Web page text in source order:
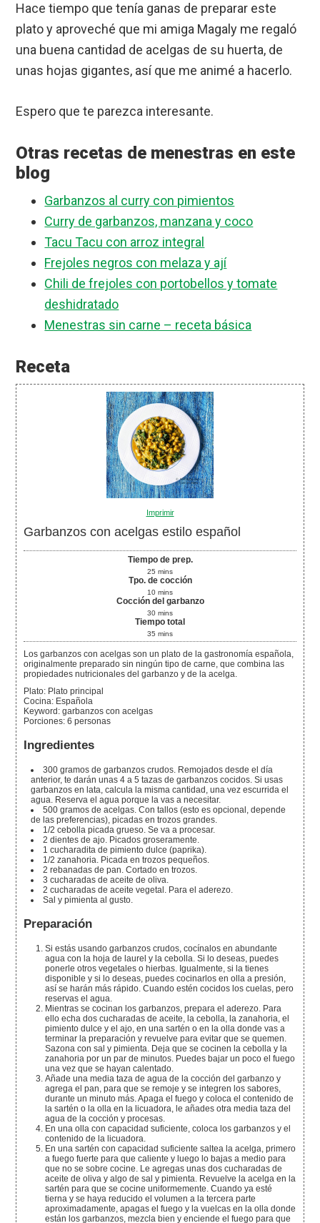
Hace tiempo que tenía ganas de preparar este
plato y aproveché que mi amiga Magaly me regaló
una buena cantidad de acelgas de su huerta, de
unas hojas gigantes, así que me animé a hacerlo.
Espero que te parezca interesante.
Otras recetas de menestras en este
blog
Garbanzos al curry con pimientos
Curry de garbanzos, manzana y coco
Tacu Tacu con arroz integral
Frejoles negros con melaza y ají
Chili de frejoles con portobellos y tomate
deshidratado
Menestras sin carne – receta básica
Receta
Imprimir
Garbanzos con acelgas estilo español
Tiempo de prep.
25 mins
Tpo. de cocción
10 mins
Cocción del garbanzo
30 mins
Tiempo total
35 mins
Los garbanzos con acelgas son un plato de la gastronomía española,
originalmente preparado sin ningún tipo de carne, que combina las
propiedades nutricionales del garbanzo y de la acelga.
Plato: Plato principal
Cocina: Española
Keyword: garbanzos con acelgas
Porciones:6 personas
Ingredientes
300 gramos de garbanzos crudos. Remojados desde el día
anterior, te darán unas 4 a 5 tazas de garbanzos cocidos. Si usas
garbanzos en lata, calcula la misma cantidad, una vez escurrida el
agua. Reserva el agua porque la vas a necesitar.
500 gramos de acelgas. Con tallos (esto es opcional, depende
de las preferencias), picadas en trozos grandes.
1/2 cebolla picada grueso. Se va a procesar.
2 dientes de ajo. Picados groseramente.
1 cucharadita de pimiento dulce (paprika).
1/2 zanahoria. Picada en trozos pequeños.
2 rebanadas de pan. Cortado en trozos.
3 cucharadas de aceite de oliva.
2 cucharadasde aceite vegetal. Para el aderezo.
Sal y pimienta al gusto.
Preparación
Si estás usando garbanzos crudos, cocínalos en abundante
agua con la hoja de laurel y la cebolla. Si lo deseas, puedes
ponerle otros vegetales o hierbas. Igualmente, si la tienes
disponible y si lo deseas, puedes cocinarlos en olla a presión,
así se harán más rápido. Cuando estén cocidos los cuelas, pero
reservas el agua.
Mientras se cocinan los garbanzos, prepara el aderezo. Para
ello echa dos cucharadas de aceite, la cebolla, la zanahoria, el
pimiento dulce y el ajo, en una sartén o en la olla donde vas a
terminar la preparación y revuelve para evitar que se quemen.
Sazona con sal y pimienta. Deja que se cocinen la cebolla y la
zanahoria por un par de minutos. Puedes bajar un poco el fuego
una vez que se hayan calentado.
Añade una media taza de agua de la cocción del garbanzo y
agrega el pan, para que se remoje y se integren los sabores,
durante un minuto más. Apaga el fuego y coloca el contenido de
la sartén o la olla en la licuadora, le añades otra media taza del
agua de la cocción y procesas.
En una olla con capacidad suficiente, coloca los garbanzos y el
contenido de la licuadora.
En una sartén con capacidad suficiente saltea la acelga, primero
a fuego fuerte para que caliente y luego lo bajas a medio para
que no se sobre cocine. Le agregas unas dos cucharadas de
aceite de oliva y algo de sal y pimienta. Revuelve la acelga en la
sartén para que se cocine uniformemente. Cuando ya esté
tierna y se haya reducido el volumen a la tercera parte
aproximadamente, apagas el fuego y la vuelcas en la olla donde
están los garbanzos, mezcla bien y enciende el fuego para que